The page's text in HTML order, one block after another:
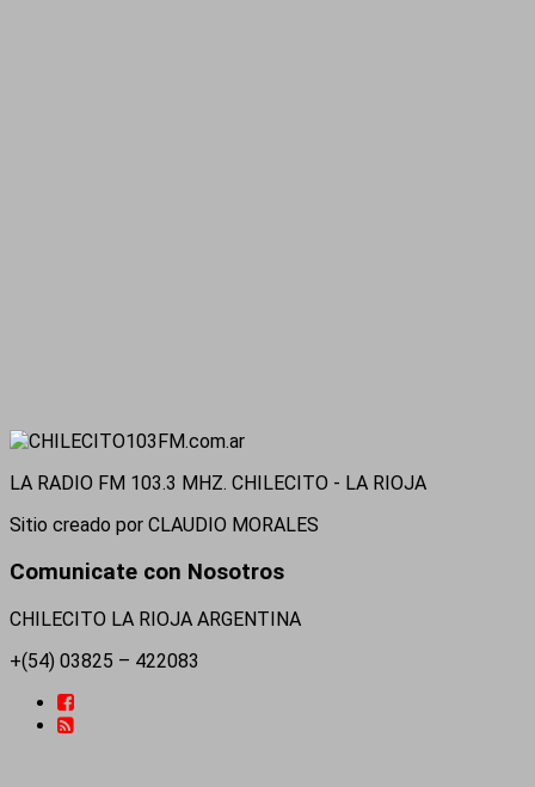
LA RADIO FM 103.3 MHZ. CHILECITO - LA RIOJA
Sitio creado por CLAUDIO MORALES
Comunicate con Nosotros
CHILECITO LA RIOJA ARGENTINA
+(54) 03825 – 422083